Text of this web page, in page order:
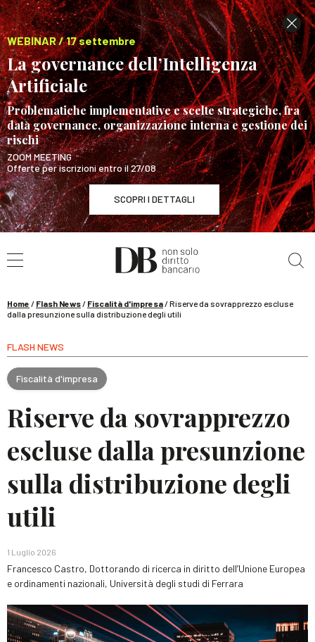
WEBINAR / 17 settembre
La governance dell’Intelligenza
Artificiale
Problematiche implementative e scelte strategiche, fra
data governance, organizzazione interna e gestione dei
rischi
ZOOM MEETING
Offerte per iscrizioni entro il 27/08
SCOPRI I DETTAGLI
WEBINAR / 17 settembre
La governance dell’Intelligenza Artificiale
Home / Flash News/ Fiscalità d'impresa/Riserve da sovrapprezzo escluse
dalla presunzione sulla distribuzione degli utili
FLASH NEWS
Fiscalità d'impresa
Riserve da sovrapprezzo
escluse dalla presunzione
sulla distribuzione degli
utili
1 Luglio 2026
Francesco Castro, Dottorando di ricerca in diritto dell’Unione Europea
e ordinamenti nazionali, Università degli studi di Ferrara